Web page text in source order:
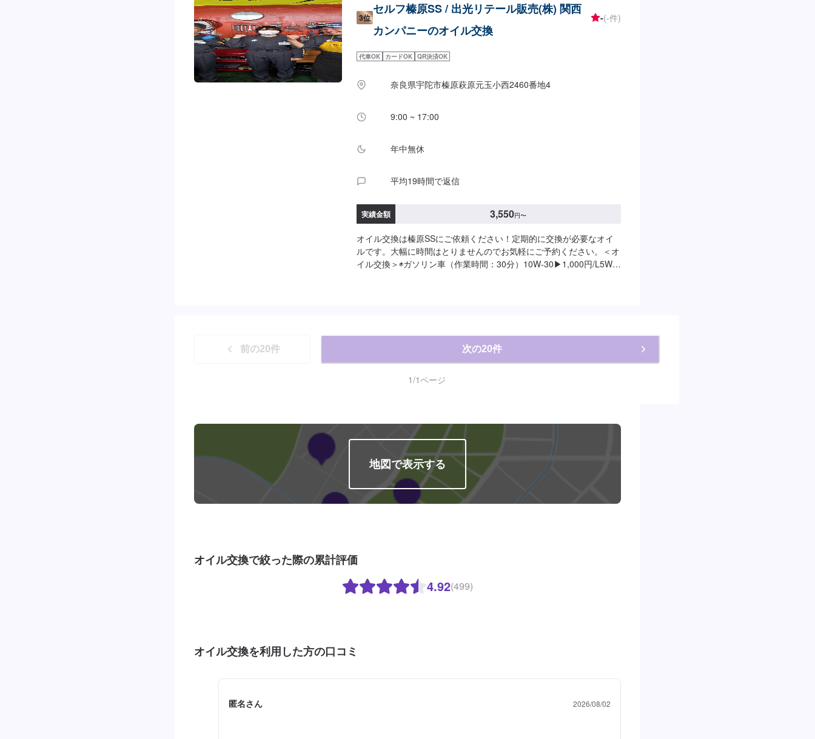
種に対応）・10W-30▶︎1,540円（幅広い車種に対応）<ディーゼル車
用>・5W-30▶︎1,980円（DPF装置ディーゼル乗用車）・10W-
30▶︎1,760円（DPF装置ディーゼルトラック）-----------その他料金----
／L0.5Lボトル1本990円で販売中
3位
セルフ榛原SS / 出光リテール販売(株) 関西
カンパニーのオイル交換
-(-件)
代車OK カードOK QR決済OK
奈良県宇陀市榛原萩原元玉小西2460番地4
9:00 ~ 17:00
年中無休
平均19時間で返信
実績金額 3,550円〜
オイル交換は榛原SSにご依頼ください！定期的に交換が必要なオイ
ルです。大幅に時間はとりませんのでお気軽にご予約ください。＜オ
イル交換＞◉ガソリン車（作業時間：30分）10W-30▶︎1,000円/L5W-
前の20件 次の20件
1/1ページ
地図で表示する
オイル交換で絞った際の累計評価
4.92(499)
オイル交換を利用した方の口コミ
匿名さん 2026/08/02